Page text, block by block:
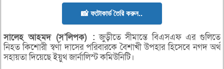
📸 ফটোকার্ড তৈরি করুন..
সালেহআহমদ (স’লিপক) : জুড়ীতে সীমান্তে বিএসএফ এর গুলিতে
নিহত কিশোরী স্বর্ণা দাসের পরিবারকে বৈশাখী উপহার হিসেবে নগদ অর্থ
সহায়তা দিয়েছে ইয়ুথ জার্নালিস্ট কমিউনিটি।